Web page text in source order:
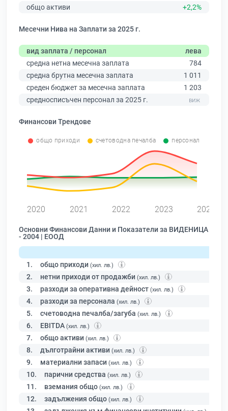
общо активи
+2,2%
Месечни Нива на Заплати за 2025 г.
вид заплата / персонал
лева
средна нетна месечна заплата
784
средна брутна месечна заплата
1 011
среден бюджет за месечна заплата
1 203
средносписъчен персонал за 2025 г.
Финансови Трендове
общо приходи счетоводна печалба персонал
2020 2021 2022 2023 2024
Основни Финансови Данни и Показатели за ВИДЕНИЦА
- 2004 | ЕООД
1. общо приходи (хил. лв.)
2. нетни приходи от продажби (хил. лв.)
3. разходи за оперативна дейност (хил. лв.)
4. разходи за персонала (хил. лв.)
5. счетоводна печалба/загуба (хил. лв.)
6. EBITDA (хил. лв.)
7. общо активи (хил. лв.)
8. дълготрайни активи (хил. лв.)
9. материални запаси (хил. лв.)
10. парични средства (хил. лв.)
11. вземания общо (хил. лв.)
12. задължения общо (хил. лв.)